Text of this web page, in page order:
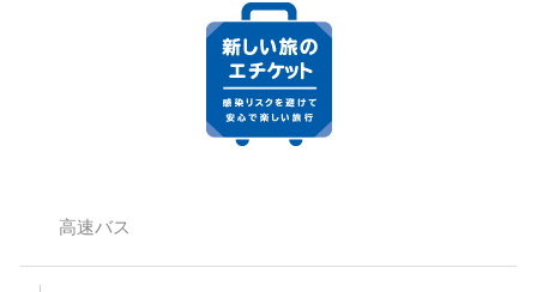
高速バス